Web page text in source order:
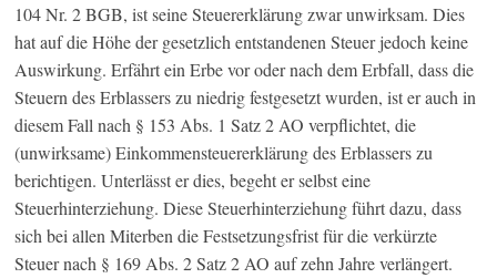
104 Nr. 2 BGB, ist seine Steuererklärung zwar unwirksam. Dies
hat auf die Höhe der gesetzlich entstandenen Steuer jedoch keine
Auswirkung. Erfährt ein Erbe vor oder nach dem Erbfall, dass die
Steuern des Erblassers zu niedrig festgesetzt wurden, ist er auch in
diesem Fall nach § 153 Abs. 1 Satz 2 AO verpflichtet, die
(unwirksame) Einkommensteuererklärung des Erblassers zu
berichtigen. Unterlässt er dies, begeht er selbst eine
Steuerhinterziehung. Diese Steuerhinterziehung führt dazu, dass
sich bei allen Miterben die Festsetzungsfrist für die verkürzte
Steuer nach § 169 Abs. 2 Satz 2 AO auf zehn Jahre verlängert.